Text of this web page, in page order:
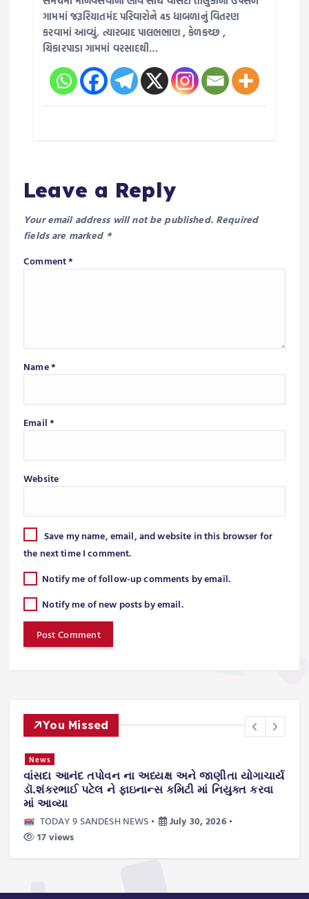
ગામમાં જરૂરિયાતમંદ પરિવારોને 45 ધાબળાનું વિતરણ
કરવામાં આવ્યું. ત્યારબાદ પાલભભાણ , કેળકચ્છ ,
ચિકારપાડા ગામમાં વરસાદથી…
Leave a Reply
Your email address will not be published. Required
fields are marked *
Comment*
Name*
Email*
Website
Save my name, email, and website in this browser for
the next time I comment.
Notify me of follow-up comments by email.
Notify me of new posts by email.
You Missed
આનંદ તપોવન ના અધ્યક્ષ અને જાણીતા યોગાચાર્ય
પટેલ ને ફાઇનાન્સ કમિટી માં નિયુક્ત કરવા
આવ્યા
TODAY 9 SANDESH NEWS
July 30, 2026
17 views